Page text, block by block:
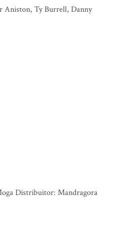
Aniston, Ty Burrell, Danny
Distribuitor: Mandragora